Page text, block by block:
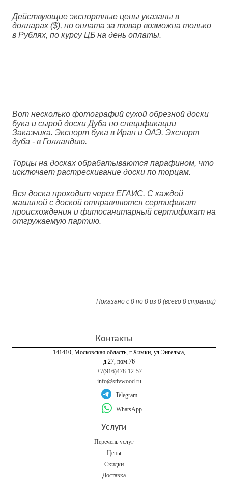
Действующие экспортные цены указаны в
долларах ($), но оплата за товар возможна только
в Рублях, по курсу ЦБ на день оплаты.
Вот несколько фотографий сухой обрезной доски
бука и сырой доски Дуба по спецификации
Заказчика. Экспорт бука в Иран и ОАЭ. Экспорт
дуба - в Голландию.
Торцы на досках обрабатываются парафином, что
исключает растрескивание доски по торцам.
Вся доска проходит через ЕГАИС. С каждой
машиной с доской отправляются сертификат
происхождения и фитосанитарный сертификат на
отгружаемую партию.
Показано с 0 по 0 из 0 (всего 0 страниц)
Контакты
141410, Московская область, г.Химки, ул.Энгельса,
д.27, пом.76
+7(916)478-12-57
info@stivwood.ru
Telegram
WhatsApp
Услуги
Перечень услуг
Цены
Скидки
Доставка